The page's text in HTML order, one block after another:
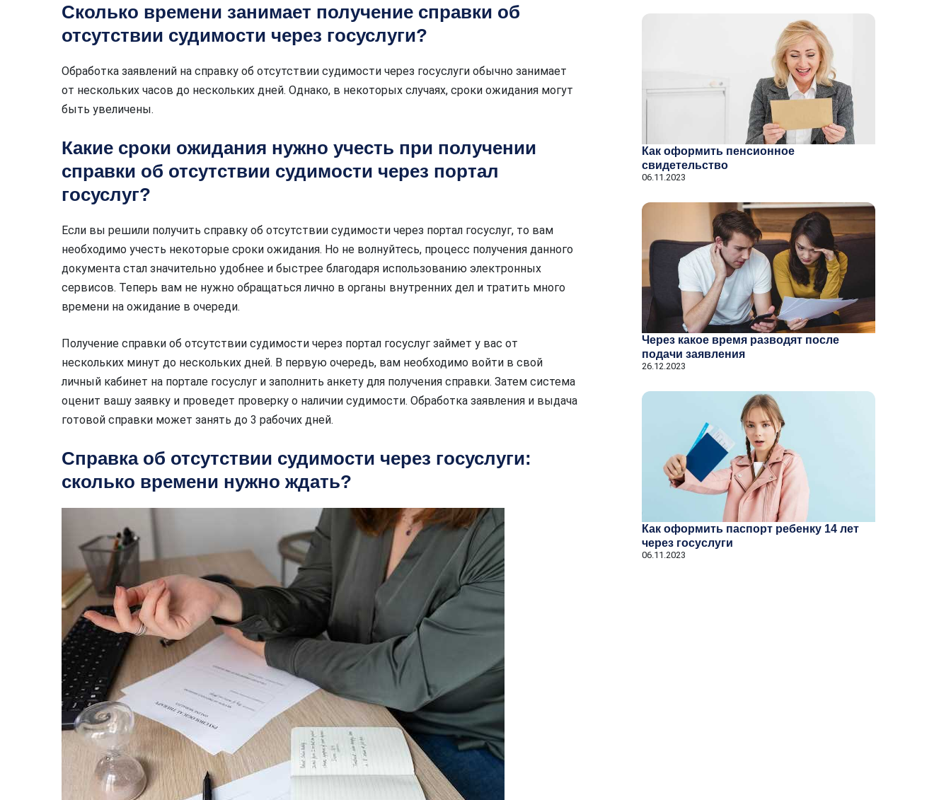
Сколько времени занимает получение справки об
отсутствии судимости через госуслуги?
Обработка заявлений на справку об отсутствии судимости через госуслуги обычно занимает
от нескольких часов до нескольких дней. Однако, в некоторых случаях, сроки ожидания могут
быть увеличены.
Какие сроки ожидания нужно учесть при получении
справки об отсутствии судимости через портал
госуслуг?
Если вы решили получить справку об отсутствии судимости через портал госуслуг, то вам
необходимо учесть некоторые сроки ожидания. Но не волнуйтесь, процесс получения данного
документа стал значительно удобнее и быстрее благодаря использованию электронных
сервисов. Теперь вам не нужно обращаться лично в органы внутренних дел и тратить много
времени на ожидание в очереди.
Получение справки об отсутствии судимости через портал госуслуг займет у вас от
нескольких минут до нескольких дней. В первую очередь, вам необходимо войти в свой
личный кабинет на портале госуслуг и заполнить анкету для получения справки. Затем система
оценит вашу заявку и проведет проверку о наличии судимости. Обработка заявления и выдача
готовой справки может занять до 3 рабочих дней.
Справка об отсутствии судимости через госуслуги:
сколько времени нужно ждать?
Как оформить пенсионное
свидетельство
06.11.2023
Через какое время разводят после
подачи заявления
26.12.2023
Как оформить паспорт ребенку 14 лет
через госуслуги
06.11.2023